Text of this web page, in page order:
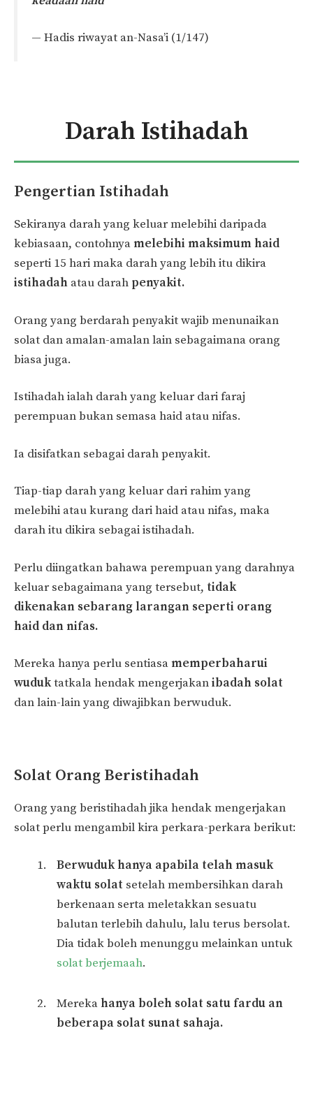
— Hadis riwayat an-Nasa’i (1/147)
Darah Istihadah
Pengertian Istihadah
Sekiranya darah yang keluar melebihi daripada
kebiasaan, contohnyamelebihi maksimum haid
seperti 15 hari maka darah yang lebih itu dikira
istihadah atau darah penyakit.
Orang yang berdarah penyakit wajib menunaikan
solat dan amalan-amalan lain sebagaimana orang
biasa juga.
Istihadah ialah darah yang keluar dari faraj
perempuan bukan semasa haid atau nifas.
Ia disifatkan sebagai darah penyakit.
Tiap-tiap darah yang keluar dari rahim yang
melebihi atau kurang dari haid atau nifas, maka
darah itu dikira sebagai istihadah.
Perlu diingatkan bahawa perempuan yang darahnya
keluar sebagaimana yang tersebut, tidak
dikenakan sebarang larangan seperti orang
haid dan nifas.
Mereka hanya perlu sentiasamemperbaharui
wuduktatkala hendak mengerjakanibadah solat
dan lain-lain yang diwajibkan berwuduk.
Solat Orang Beristihadah
Orang yang beristihadah jika hendak mengerjakan
solat perlu mengambil kira perkara-perkara berikut:
Berwuduk hanya apabila telah masuk
waktu solat setelah membersihkan darah
berkenaan serta meletakkan sesuatu
balutan terlebih dahulu, lalu terus bersolat.
Dia tidak boleh menunggu melainkan untuk
solat berjemaah.
Merekahanya boleh solat satu fardu an
beberapa solat sunat sahaja.